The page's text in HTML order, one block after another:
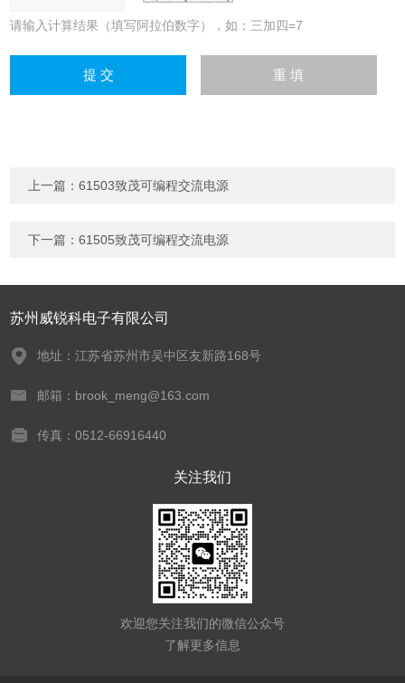
请输入计算结果（填写阿拉伯数字），如：三加四=7
上一篇：61503致茂可编程交流电源
下一篇：61505致茂可编程交流电源
苏州威锐科电子有限公司
地址：江苏省苏州市吴中区友新路168号
邮箱：brook_meng@163.com
传真：0512-66916440
关注我们
欢迎您关注我们的微信公众号
了解更多信息